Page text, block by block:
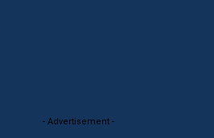
- Advertisement -